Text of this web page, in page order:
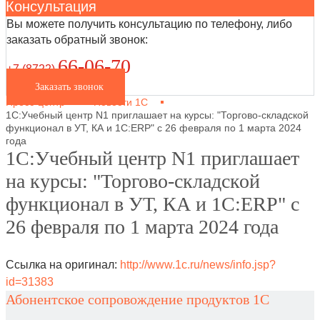
Консультация
Вы можете получить консультацию по телефону, либо
заказать обратный звонок:
+7 (8722)66-06-70
Заказать звонок
Новости 1С
1С:Учебный центр N1 приглашает на курсы: "Торгово-складской
функционал в УТ, КА и 1С:ERP" с 26 февраля по 1 марта 2024
года
1С:Учебный центр N1 приглашает
на курсы: "Торгово-складской
функционал в УТ, КА и 1С:ERP" с
26 февраля по 1 марта 2024 года
Ссылка на оригинал: http://www.1c.ru/news/info.jsp?
id=31383
Абонентское сопровождение продуктов 1C